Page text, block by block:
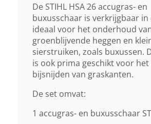
De STIHL HSA 26 accugras- en
buxusschaar is verkrijgbaar in
ideaal voor het onderhoud
groenblijvende heggen en
sierstruiken, zoals buxussen.
is ook prima geschikt voor
bijsnijden van graskanten.
De set omvat:
1 accugras- en buxusschaar
0,8 Kg 2)
Zaagbladlengte
20 Cm